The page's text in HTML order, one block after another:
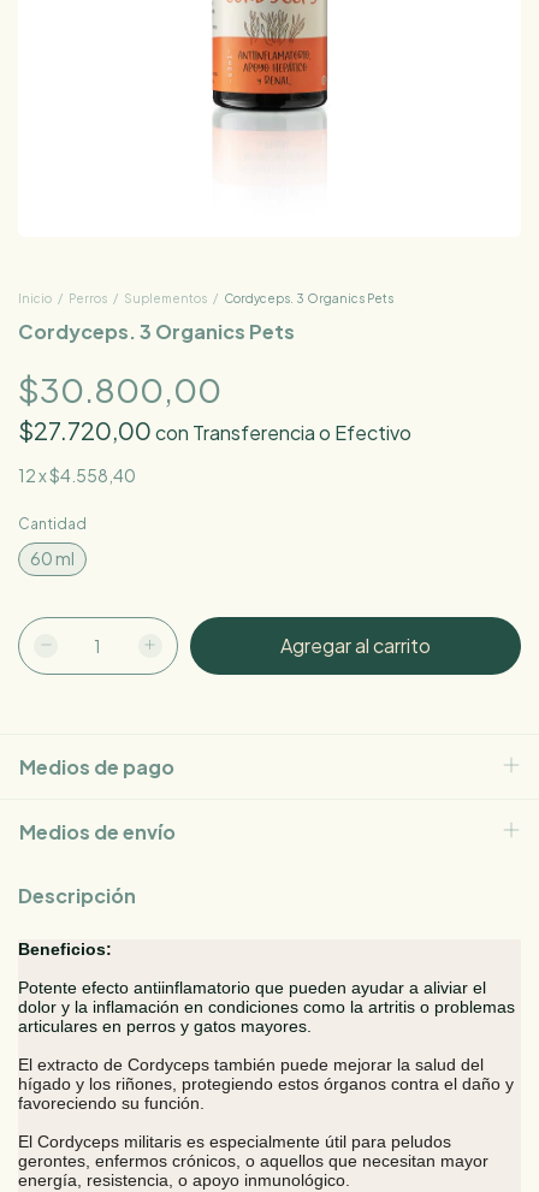
Inicio / Perros / Suplementos / Cordyceps. 3 Organics Pets
Cordyceps. 3 Organics Pets
$30.800,00
$27.720,00con Transferencia o Efectivo
12x$4.558,40
Cantidad
60 ml
Medios de pago
Medios de envío
Descripción
Beneficios:
Potente efecto antiinflamatorio que pueden ayudar a aliviar el
dolor y la inflamación en condiciones como la artritis o problemas
articulares en perros y gatos mayores.
El extracto de Cordyceps también puede mejorar la salud del
hígado y los riñones, protegiendo estos órganos contra el daño y
favoreciendo su función.
El Cordyceps militaris es especialmente útil para peludos
gerontes, enfermos crónicos, o aquellos que necesitan mayor
energía, resistencia, o apoyo inmunológico.